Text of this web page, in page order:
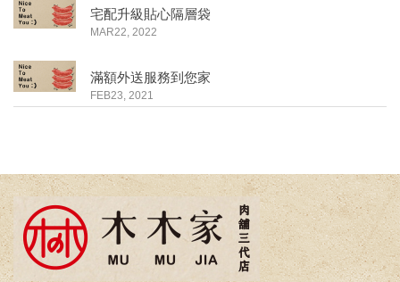
宅配升級貼心隔層袋
MAR22, 2022
滿額外送服務到您家
FEB23, 2021